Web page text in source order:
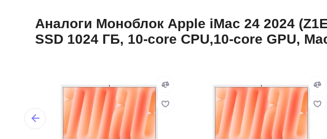
Аналоги Моноблок Apple iMac 24 2024
SSD 1024 ГБ, 10-core CPU,10-core GPU,